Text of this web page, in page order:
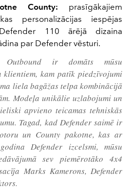
County: prasīgākajiem
personalizācijas iespējas
110 ārējā dizaina
par Defender vēsturi.
Outbound ir domāts mūsu
klientiem, kam patīk piedzīvojumi
liela bagāžas telpa kombinācijā
Modeļa unikālie uzlabojumi un
apvieno teicamas tehniskās
Tagad, kad Defender saimē ir
un County pakotne, kas ar
Defender izcelsmi, mūsu
sev piemērotāko 4x4
Marks Kamerons, Defender